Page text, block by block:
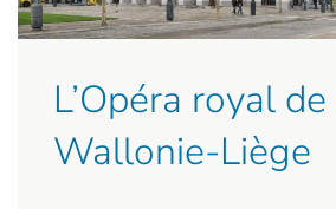
L’Opéra royal de
Wallonie-Liège